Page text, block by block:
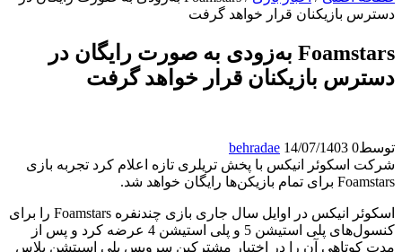
دسترس بازیکنان قرار خواهد گرفت
Foamstars به‌زودی به صورت رایگان در
دسترس بازیکنان قرار خواهد گرفت
توسط behradae 14/07/1403 0
شرکت اسکوئر انیکس با پخش تریلری تازه اعلام کرد تجربه بازی
Foamstars برای تمام بازیکن‌ها رایگان خواهد شد.
اسکوئر انیکس در اوایل سال جاری بازی چندنفره Foamstars را برای
کنسول‌های پلی استیشن 5 و پلی استیشن 4 عرضه کرد و پس از
مدت کوتاهی آن را در اختیار مشترکین سرویس پلی اسیتشن پلاس